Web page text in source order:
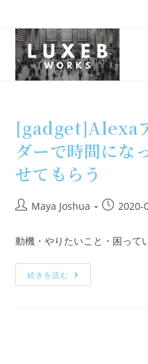
[gadget]Alexa
ダーで時間にな
せてもらう
Maya Joshua 2020-
動機・やりたいこと・困っ
続きを読む